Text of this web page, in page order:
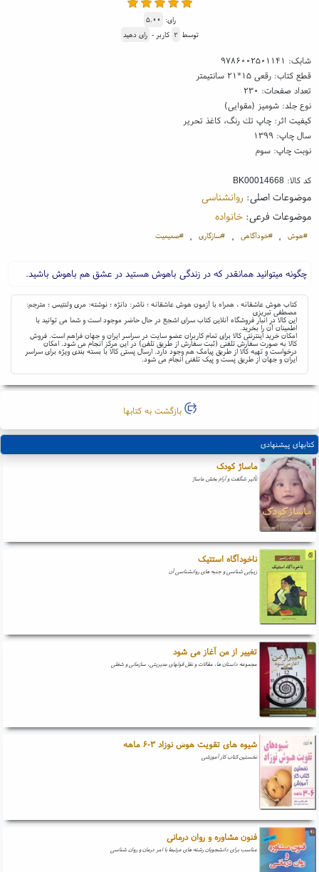
رای: ۵.۰۰
توسط ۲ کاربر - رای دهید
شابک: ۹۷۸۶۰۰۲۵۰۱۱۴۱
قطع کتاب: رقعی ۱۵*۲۱ سانتیمتر
تعداد صفحات: ۲۳۰
نوع جلد: شومیز (مقوایی)
کیفیت اثر: چاپ تك رنگ، کاغذ تحریر
سال چاپ: ۱۳۹۹
نوبت چاپ: سوم
کد کالا:BK00014668
موضوعات اصلی: روانشناسی
موضوعات فرعی:خانواده
#هوش ، #خودآگاهی ، #سازگاری ، #صمیمیت
چگونه میتوانید همانقدر که در زندگی باهوش هستید در عشق هم باهوش باشید.
کتاب هوش عاشقانه ، همراه با آزمون هوش عاشقانه ؛ ناشر: دانژه ؛ نوشته: مری ولنتیس ؛ مترجم:
مصطفی تبریزی
این کالا در انبار فروشگاه آنلاین کتاب سرای اشجع در حال حاضر موجود است و شما می توانید با
اطمینان آن را بخرید.
امکان خرید اینترنتی کالا برای تمام کاربران عضو سایت در سراسر ایران و جهان فراهم است. فروش
کالا به صورت سفارش تلفنی (ثبت سفارش از طریق تلفن) در این مرکز انجام می شود. امکان
درخواست و تهیه کالا از طریق پیامک هم وجود دارد. ارسال پستی کالا با بسته بندی ویژه برای سراسر
ایران و جهان از طریق پست و پیک تلفنی انجام می شود.
بازگشت به کتابها
کتابهای پیشنهادی
ماساژ کودک
تأثیر شگفت و آرام بخش ماساژ
ناخودآگاه استتیک
زیبایی شناسی و جنبه های روانشناسی آن
تغییر از من آغاز می شود
مجموعه داستان ها، مقالات و نقل قولهای مدیریتی، سازمانی و شغلی
شیوه های تقویت هوش نوزاد ۳-۶ ماهه
نخستین کتاب کار آموزشی
فنون مشاوره و روان درمانی
مناسب برای دانشجویان رشته های مرتبط با امر درمان و روان شناسی